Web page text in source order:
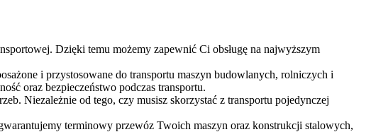
Dzięki temu możemy zapewnić Ci obsługę na najwyższym
i przystosowane do transportu maszyn budowlanych, rolniczych i
oraz bezpieczeństwo podczas transportu.
Niezależnie od tego, czy musisz skorzystać z transportu pojedynczej
terminowy przewóz Twoich maszyn oraz konstrukcji stalowych,